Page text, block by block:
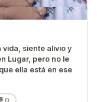
vida, siente alivio y
Lugar, pero no le
ella está en ese
0